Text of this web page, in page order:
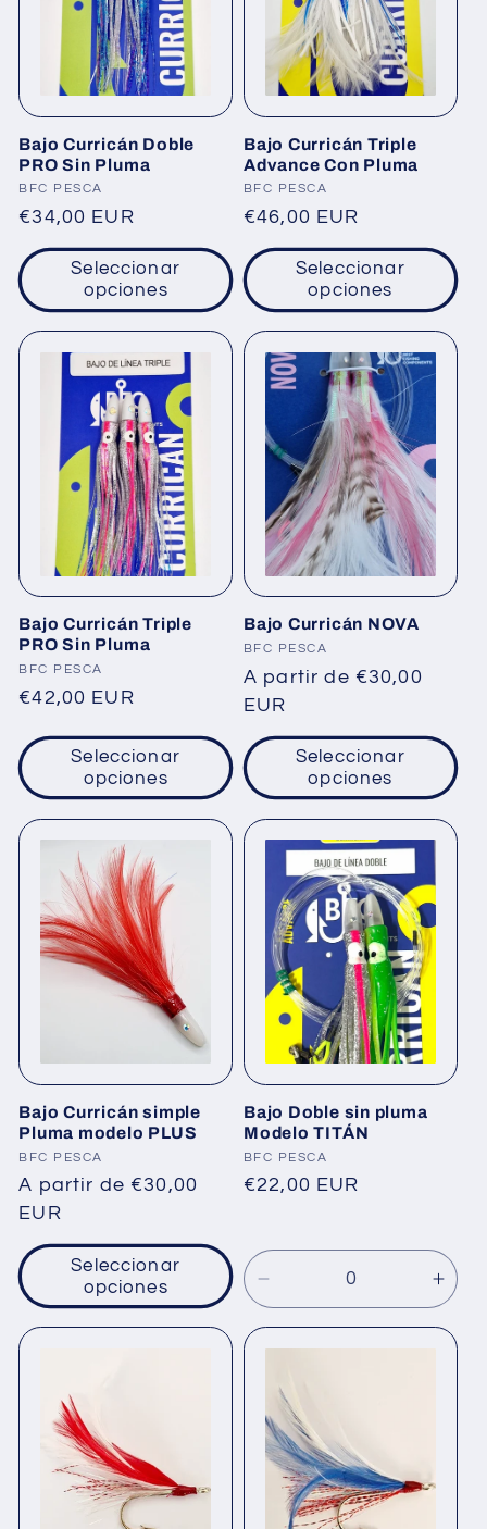
Bajo Curricán Doble
PRO Sin Pluma
Proveedor:
BFC PESCA
Precio
habitual
€34,00 EUR
Seleccionar
opciones
Bajo Curricán Triple
Advance Con Pluma
Proveedor:
BFC PESCA
Precio
habitual
€46,00 EUR
Seleccionar
opciones
Bajo Curricán Triple
PRO Sin Pluma
Proveedor:
BFC PESCA
Precio
€42,00 EUR
Seleccionar
opciones
Bajo Curricán NOVA
Proveedor:
BFC PESCA
Precio
habitual
A partir de €30,00
EUR
Seleccionar
opciones
Bajo Curricán simple
Pluma modelo PLUS
Proveedor:
BFC PESCA
Precio
habitual
A partir de €30,00
EUR
Seleccionar
opciones
Bajo Doble sin pluma
Modelo TITÁN
Proveedor:
BFC PESCA
Precio
€22,00 EUR
cantidad
para